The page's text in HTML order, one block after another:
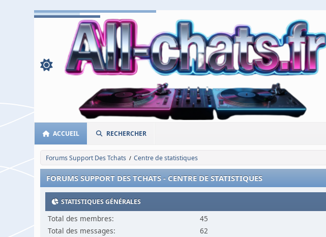
ACCUEIL RECHERCHER
Forums Support Des Tchats / Centre de statistiques
FORUMS SUPPORT DES TCHATS - CENTRE DE STATISTIQUES
STATISTIQUES GÉNÉRALES
Total des membres:
45
Total des messages:
62